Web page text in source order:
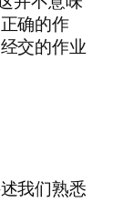
确的作
交的作业
我们熟悉